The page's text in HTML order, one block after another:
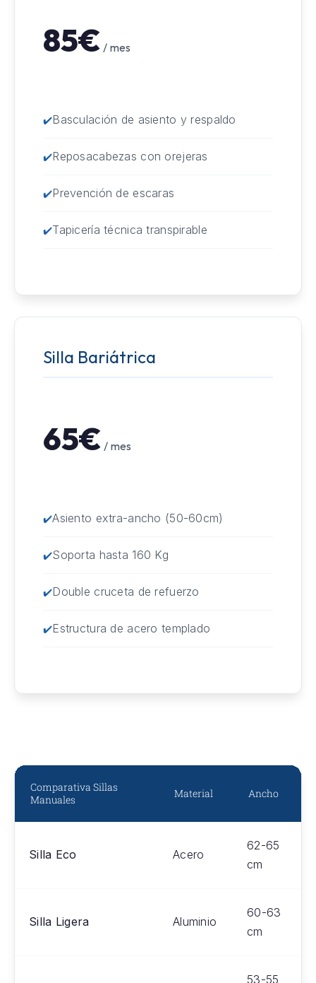
85€ / mes
Basculación de asiento y respaldo
Reposacabezas con orejeras
Prevención de escaras
Tapicería técnica transpirable
Silla Bariátrica
65€ / mes
Asiento extra-ancho (50-60cm)
Soporta hasta 160 Kg
Double cruceta de refuerzo
Estructura de acero templado
Comparativa Sillas
Manuales
Material Ancho
Silla Eco Acero
62-65
cm
Silla Ligera Aluminio
60-63
cm
53-55